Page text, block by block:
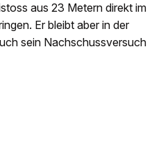
aus 23 Metern direkt im
Er bleibt aber in der
sein Nachschussversuch